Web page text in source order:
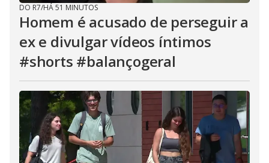
DO R7/HÁ 51 MINUTOS
Homem é acusado de perseguir a
ex e divulgar vídeos íntimos
#shorts #balançogeral